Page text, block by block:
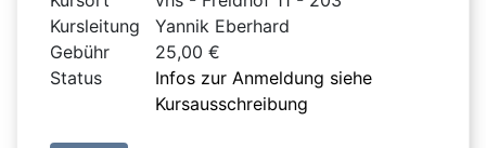
Kursleitung
Yannik Eberhard
Gebühr
25,00 €
Status
Infos zur Anmeldung siehe
Kursausschreibung